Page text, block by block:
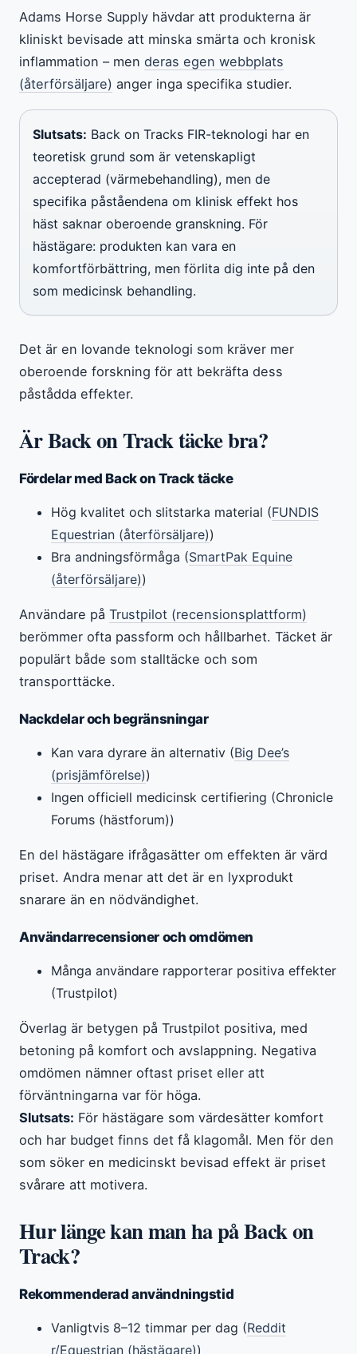
Adams Horse Supply hävdar att produkterna är
kliniskt bevisade att minska smärta och kronisk
inflammation – men deras egen webbplats
(återförsäljare) anger inga specifika studier.
Slutsats: Back on Tracks FIR-teknologi har en
teoretisk grund som är vetenskapligt
accepterad (värmebehandling), men de
specifika påståendena om klinisk effekt hos
häst saknar oberoende granskning. För
hästägare: produkten kan vara en
komfortförbättring, men förlita dig inte på den
som medicinsk behandling.
Det är en lovande teknologi som kräver mer
oberoende forskning för att bekräfta dess
påstådda effekter.
Är Back on Track täcke bra?
Fördelar med Back on Track täcke
Hög kvalitet och slitstarka material (FUNDIS
Equestrian (återförsäljare))
Bra andningsförmåga (SmartPak Equine
(återförsäljare))
Användare på Trustpilot (recensionsplattform)
berömmer ofta passform och hållbarhet. Täcket är
populärt både som stalltäcke och som
transporttäcke.
Nackdelar och begränsningar
Kan vara dyrare än alternativ (Big Dee’s
(prisjämförelse))
Ingen officiell medicinsk certifiering (Chronicle
Forums (hästforum))
En del hästägare ifrågasätter om effekten är värd
priset. Andra menar att det är en lyxprodukt
snarare än en nödvändighet.
Användarrecensioner och omdömen
Många användare rapporterar positiva effekter
(Trustpilot)
Överlag är betygen på Trustpilot positiva, med
betoning på komfort och avslappning. Negativa
omdömen nämner oftast priset eller att
förväntningarna var för höga.
Slutsats: För hästägare som värdesätter komfort
och har budget finns det få klagomål. Men för den
som söker en medicinskt bevisad effekt är priset
svårare att motivera.
Hur länge kan man ha på Back on
Track?
Rekommenderad användningstid
Vanligtvis 8–12 timmar per dag (Reddit
r/Equestrian (hästägare))